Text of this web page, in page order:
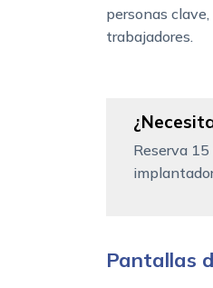
personas
trabajadores.
Reserva
Pantallas